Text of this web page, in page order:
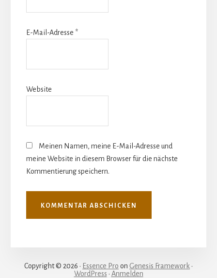
E-Mail-Adresse *
Website
Meinen Namen, meine E-Mail-Adresse und
meine Website in diesem Browser für die nächste
Kommentierung speichern.
Copyright © 2026 · Essence Pro on Genesis Framework ·
WordPress · Anmelden